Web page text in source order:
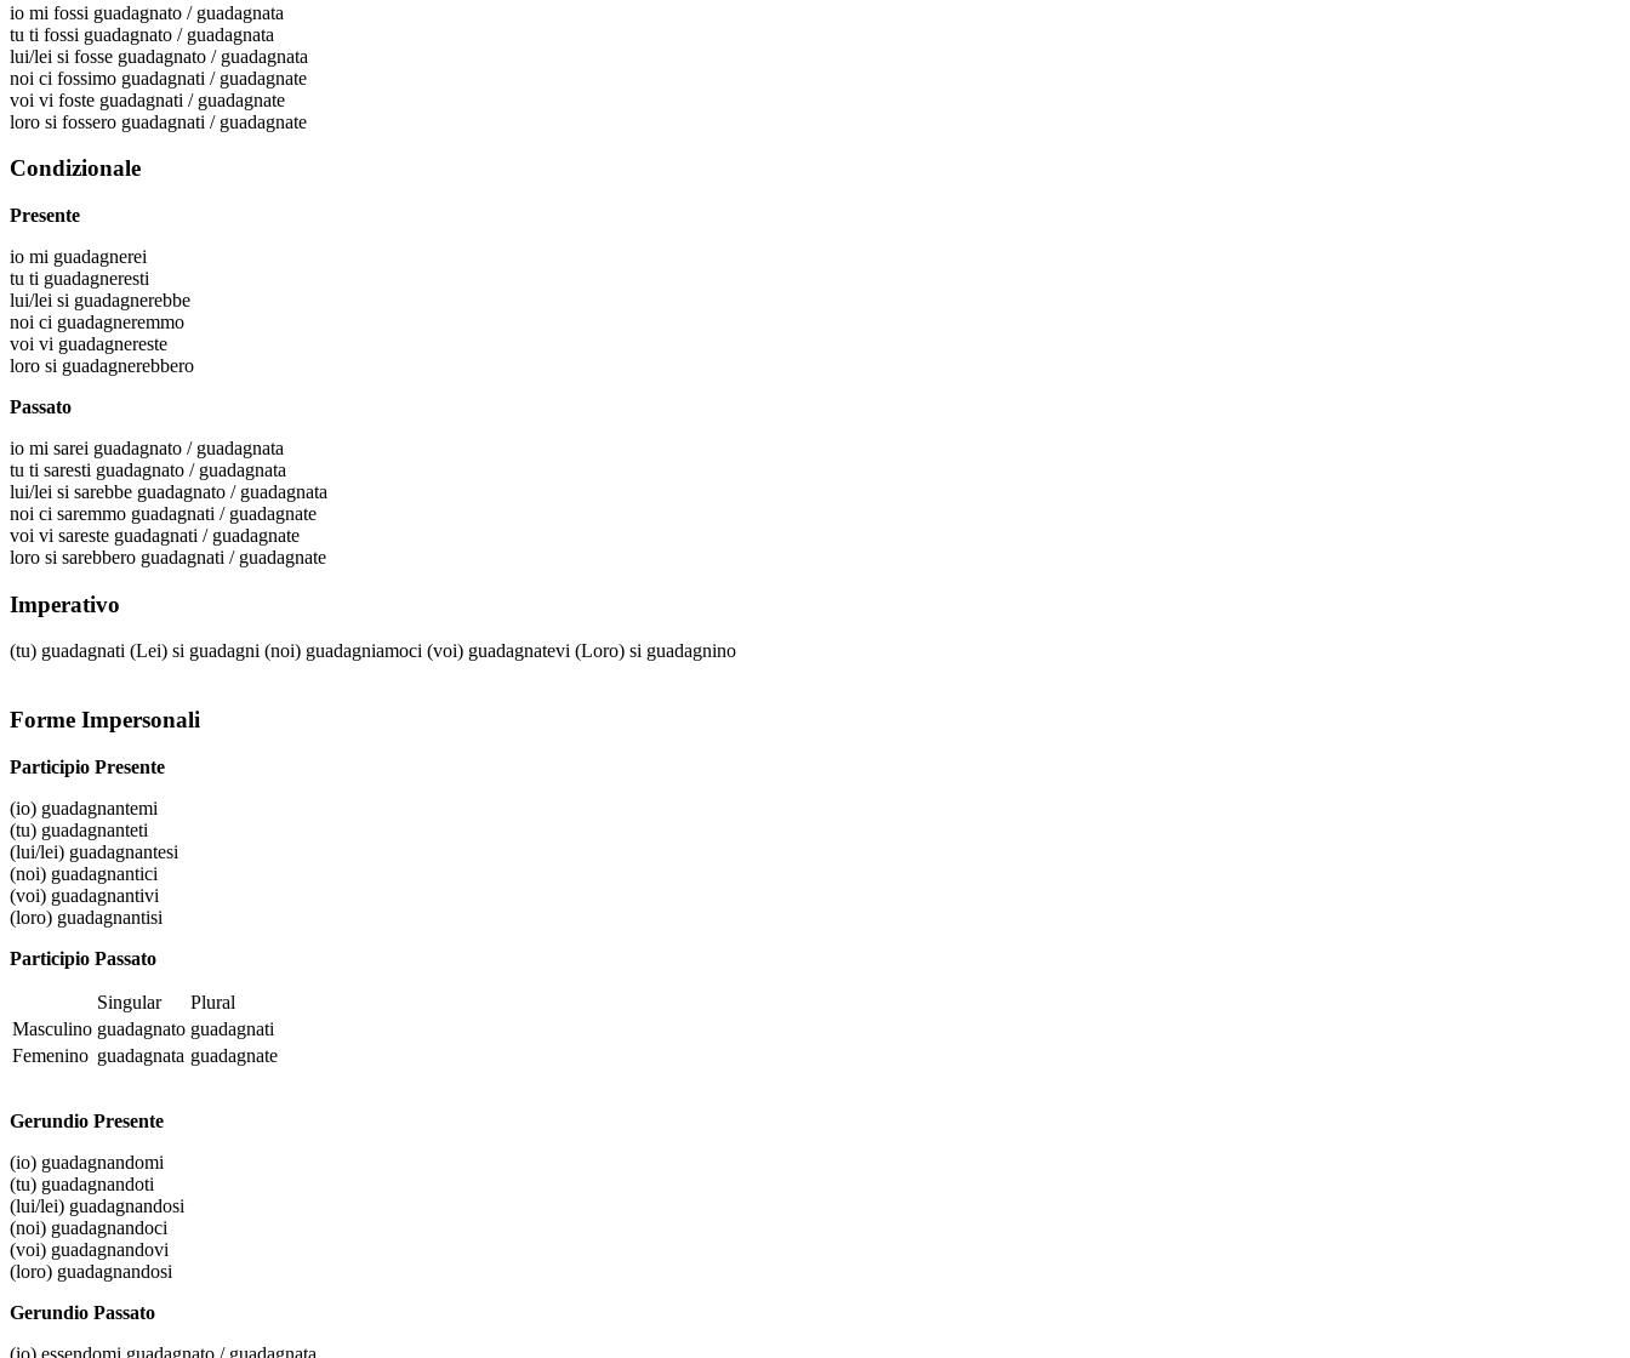
io mi fossi guadagnato / guadagnata
tu ti fossi guadagnato / guadagnata
lui/lei si fosse guadagnato / guadagnata
noi ci fossimo guadagnati / guadagnate
voi vi foste guadagnati / guadagnate
loro si fossero guadagnati / guadagnate
Condizionale
Presente
io mi guadagnerei
tu ti guadagneresti
lui/lei si guadagnerebbe
noi ci guadagneremmo
voi vi guadagnereste
loro si guadagnerebbero
Passato
io mi sarei guadagnato / guadagnata
tu ti saresti guadagnato / guadagnata
lui/lei si sarebbe guadagnato / guadagnata
noi ci saremmo guadagnati / guadagnate
voi vi sareste guadagnati / guadagnate
loro si sarebbero guadagnati / guadagnate
Imperativo
(tu) guadagnati (Lei) si guadagni (noi) guadagniamoci (voi) guadagnatevi (Loro) si guadagnino
Forme Impersonali
Participio Presente
(io) guadagnantemi
(tu) guadagnanteti
(lui/lei) guadagnantesi
(noi) guadagnantici
(voi) guadagnantivi
(loro) guadagnantisi
Participio Passato
Singular
Plural
Masculino guadagnato guadagnati
Femenino guadagnata guadagnate
Gerundio Presente
(io) guadagnandomi
(tu) guadagnandoti
(lui/lei) guadagnandosi
(noi) guadagnandoci
(voi) guadagnandovi
(loro) guadagnandosi
Gerundio Passato
(io) essendomi guadagnato / guadagnata